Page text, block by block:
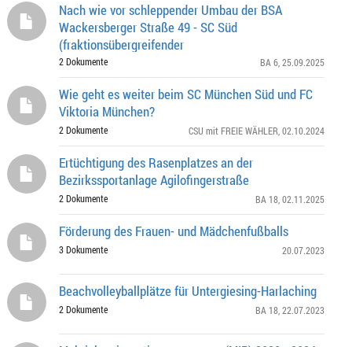
Nach wie vor schleppender Umbau der BSA
Wackersberger Straße 49 - SC Süd
(fraktionsübergreifender
2 Dokumente BA 6 , 25.09.2025
Wie geht es weiter beim SC München Süd und FC
Viktoria München?
2 Dokumente CSU mit FREIE WÄHLER , 02.10.2024
Ertüchtigung des Rasenplatzes an der
Bezirkssportanlage Agilofingerstraße
2 Dokumente BA 18 , 02.11.2025
Förderung des Frauen- und Mädchenfußballs
3 Dokumente 20.07.2023
Beachvolleyballplätze für Untergiesing-Harlaching
2 Dokumente BA 18 , 22.07.2023